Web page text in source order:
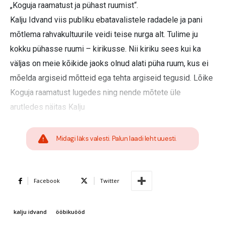
„Koguja raamatust ja pühast ruumist“.
Kalju Idvand viis publiku ebatavalistele radadele ja pani
mõtlema rahvakultuurile veidi teise nurga alt. Tulime ju
kokku pühasse ruumi – kirikusse. Nii kiriku sees kui ka
väljas on meie kõikide jaoks olnud alati püha ruum, kus ei
mõelda argiseid mõtteid ega tehta argiseid tegusid. Lõike
Koguja raamatust lugedes ning nende mõtete üle
arutledes näitas Kalju
Midagi läks valesti. Palun laadi leht uuesti.
Facebook Twitter
kalju idvand ööbikuööd